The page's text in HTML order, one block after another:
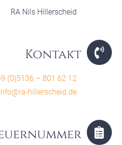
RA Nils Hillerscheid
Kontakt
(0)5136 – 801 62 12
hillerscheid.de